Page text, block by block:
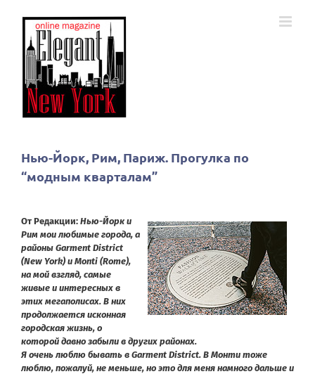
Нью-Йорк, Рим, Париж. Прогулка по
“модным кварталам”
От Редакции: Нью-Йорк и
Рим мои любимые города, а
районы Garment District
(New York) и Monti (Rome),
на мой взгляд, самые
живые и интересных в
этих мегаполисах. В них
продолжается исконная
городская жизнь, о
которой давно забыли в других районах.
Я очень люблю бывать в Garment District. В Монти тоже
люблю, пожалуй, не меньше, но это для меня намного дальше и